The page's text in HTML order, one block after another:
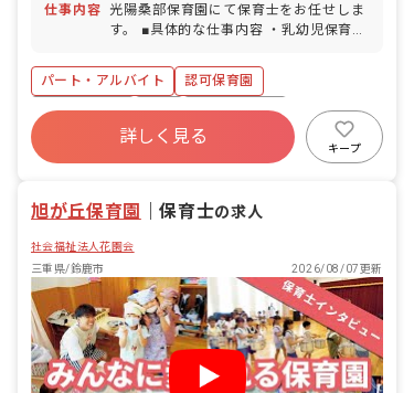
仕事内容
光陽桑部保育園にて保育士をお任せしま
す。 ■具体的な仕事内容 ・乳幼児保育全
パート・アルバイト
認可保育園
社会保険完備
有給
福利厚生充実
残業少なめ
昇給昇進あり
詳しく見る
キープ
旭が丘保育園 ｜保育士の求人
社会福祉法人花園会
三重県/鈴鹿市
2026/08/07更新